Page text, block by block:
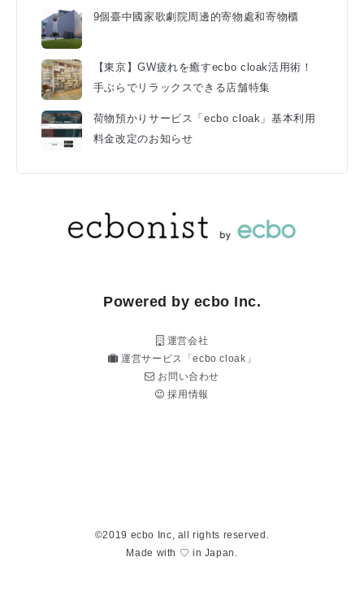
9個臺中國家歌劇院周邊的寄物處和寄物櫃
【東京】GW疲れを癒すecbo cloak活用術！
手ぶらでリラックスできる店舗特集
荷物預かりサービス「ecbo cloak」基本利用
料金改定のお知らせ
Powered by ecbo Inc.
運営会社
運営サービス「ecbo cloak」
お問い合わせ
採用情報
©2019 ecbo Inc, all rights reserved.
Made with ♡ in Japan.